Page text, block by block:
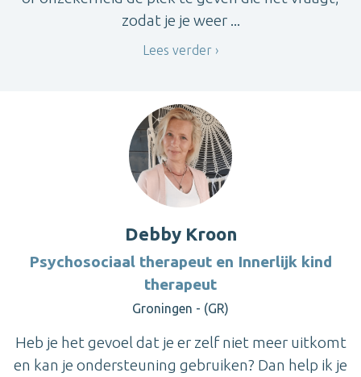
zodat je je weer ...
Lees verder
Debby Kroon
Psychosociaal therapeut en Innerlijk kind
therapeut
Groningen - (GR)
Heb je het gevoel dat je er zelf niet meer uitkomt
en kan je ondersteuning gebruiken? Dan help ik je